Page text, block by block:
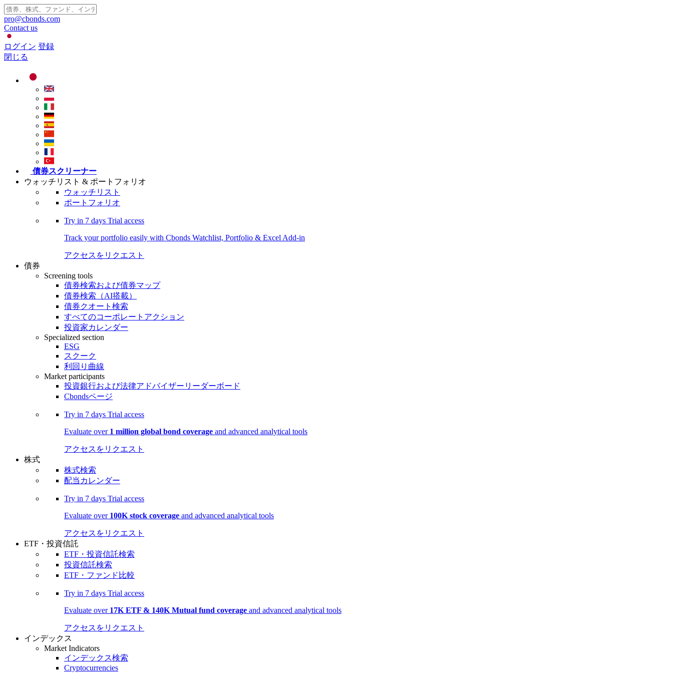
pro@cbonds.com
Contact us
ログイン 登録
閉じる
債券スクリーナー
ウォッチリスト & ポートフォリオ
ウォッチリスト
ポートフォリオ
Try in 7 days Trial access
Track your portfolio easily with Cbonds Watchlist, Portfolio & Excel Add-in
アクセスをリクエスト
債券
Screening tools
債券検索および債券マップ
債券検索（AI搭載）
債券クオート検索
すべてのコーポレートアクション
投資家カレンダー
Specialized section
ESG
スクーク
利回り曲線
Market participants
投資銀行および法律アドバイザーリーダーボード
Cbondsページ
Try in 7 days Trial access
Evaluate over 1 million global bond coverage and advanced analytical tools
アクセスをリクエスト
株式
株式検索
配当カレンダー
Try in 7 days Trial access
Evaluate over 100K stock coverage and advanced analytical tools
アクセスをリクエスト
ETF・投資信託
ETF・投資信託検索
投資信託検索
ETF・ファンド比較
Try in 7 days Trial access
Evaluate over 17K ETF & 140K Mutual fund coverage and advanced analytical tools
アクセスをリクエスト
インデックス
Market Indicators
インデックス検索
Cryptocurrencies